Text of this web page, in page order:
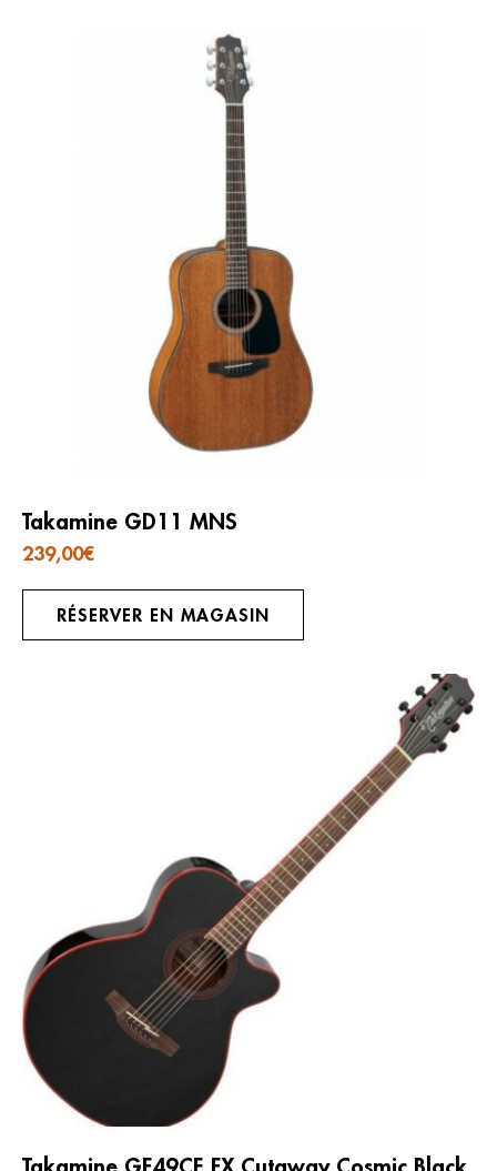
Takamine GD11 MNS
239,00€
RÉSERVER EN MAGASIN
Takamine GF49CE FX Cutaway Cosmic Black